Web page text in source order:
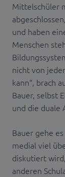
Mittelschüler
und haben
Menschen
nicht von
kann“, brach
Bauer, selbst
und die duale
Bauer gehe
medial viel
diskutiert
anderen